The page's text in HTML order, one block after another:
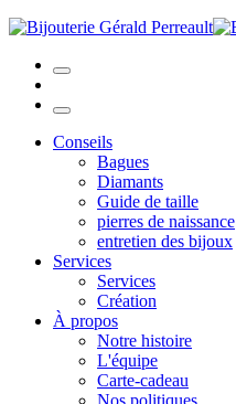
Conseils
Bagues
Diamants
Guide de taille
pierres de naissance
entretien des bijoux
Services
Services
Création
À propos
Notre histoire
L'équipe
Carte-cadeau
Nos politiques